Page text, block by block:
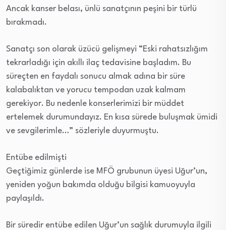
Ancak kanser belası, ünlü sanatçının peşini bir türlü
bırakmadı.
Sanatçı son olarak üzücü gelişmeyi “Eski rahatsızlığım
tekrarladığı için akıllı ilaç tedavisine başladım. Bu
süreçten en faydalı sonucu almak adına bir süre
kalabalıktan ve yorucu tempodan uzak kalmam
gerekiyor. Bu nedenle konserlerimizi bir müddet
ertelemek durumundayız. En kısa sürede buluşmak ümidi
ve sevgilerimle…” sözleriyle duyurmuştu.
Entübe edilmişti
Geçtiğimiz günlerde ise MFÖ grubunun üyesi Uğur’un,
yeniden yoğun bakımda olduğu bilgisi kamuoyuyla
paylaşıldı.
Bir süredir entübe edilen Uğur’un sağlık durumuyla ilgili